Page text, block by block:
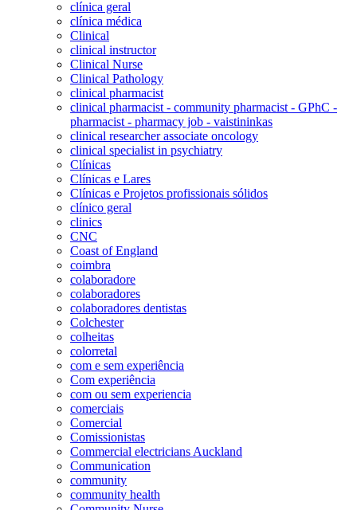
clínica geral
clínica médica
Clinical
clinical instructor
Clinical Nurse
Clinical Pathology
clinical pharmacist
clinical pharmacist - community pharmacist - GPhC -
pharmacist - pharmacy job - vaistininkas
clinical researcher associate oncology
clinical specialist in psychiatry
Clínicas
Clínicas e Lares
Clínicas e Projetos profissionais sólidos
clínico geral
clinics
CNC
Coast of England
coimbra
colaboradore
colaboradores
colaboradores dentistas
Colchester
colheitas
colorretal
com e sem experiência
Com experiência
com ou sem experiencia
comerciais
Comercial
Comissionistas
Commercial electricians Auckland
Communication
community
community health